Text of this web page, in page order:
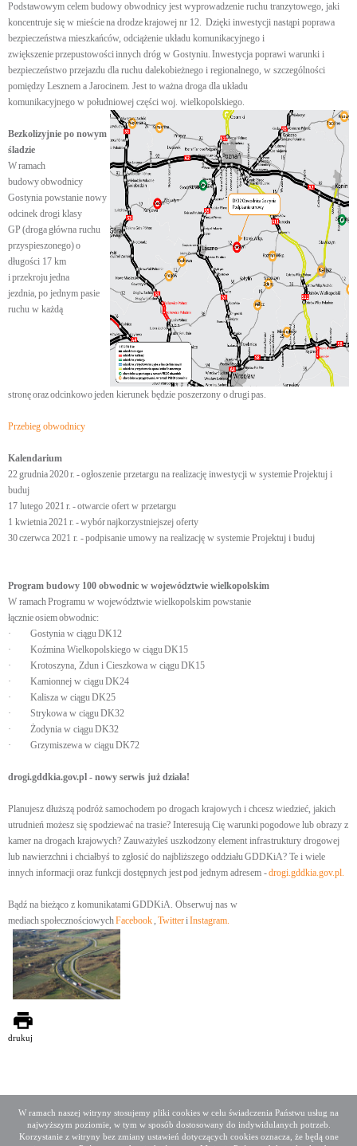
W ramach naszej witryny stosujemy pliki cookies w celu świadczenia Państwu usług na
najwyższym poziomie, w tym w sposób dostosowany do indywidulanych potrzeb.
Korzystanie z witryny bez zmiany ustawień dotyczących cookies oznacza, że będą one
Podstawowym celem budowy obwodnicy jest wyprowadzenie ruchu tranzytowego, jaki
koncentruje się w mieście na drodze krajowej nr 12. Dzięki inwestycji nastąpi poprawa
bezpieczeństwa mieszkańców, odciążenie układu komunikacyjnego i
zwiększenie przepustowości innych dróg w Gostyniu. Inwestycja poprawi warunki i
bezpieczeństwo przejazdu dla ruchu dalekobieżnego i regionalnego, w szczególności
pomiędzy Lesznem a Jarocinem. Jest to ważna droga dla układu
komunikacyjnego w południowej części woj. wielkopolskiego.
Bezkolizyjnie po nowym
śladzie
W ramach
budowy obwodnicy
Gostynia powstanie nowy
odcinek drogi klasy
GP (droga główna ruchu
przyspieszonego) o
długości 17 km
i przekroju jedna
jezdnia, po jednym pasie
ruchu w każdą
stronę oraz odcinkowo jeden kierunek będzie poszerzony o drugi pas.
Przebieg obwodnicy
Kalendarium
22 grudnia 2020 r. - ogłoszenie przetargu na realizację inwestycji w systemie Projektuj i
buduj
17 lutego 2021 r. - otwarcie ofert w przetargu
1 kwietnia 2021 r. - wybór najkorzystniejszej oferty
30 czerwca 2021 r. - podpisanie umowy na realizację w systemie Projektuj i buduj
Program budowy 100 obwodnic w województwie wielkopolskim
W ramach Programu w województwie wielkopolskim powstanie
łącznie osiem obwodnic:
· Gostynia w ciągu DK12
· Koźmina Wielkopolskiego w ciągu DK15
· Krotoszyna, Zdun i Cieszkowa w ciągu DK15
· Kamionnej w ciągu DK24
· Kalisza w ciągu DK25
· Strykowa w ciągu DK32
· Żodynia w ciągu DK32
· Grzymiszewa w ciągu DK72
drogi.gddkia.gov.pl - nowy serwis już działa!
Planujesz dłuższą podróż samochodem po drogach krajowych i chcesz wiedzieć, jakich
utrudnień możesz się spodziewać na trasie? Interesują Cię warunki pogodowe lub obrazy z
kamer na drogach krajowych? Zauważyłeś uszkodzony element infrastruktury drogowej
lub nawierzchni i chciałbyś to zgłosić do najbliższego oddziału GDDKiA? Te i wiele
innych informacji oraz funkcji dostępnych jest pod jednym adresem -drogi.gddkia.gov.pl.
Bądź na bieżąco z komunikatami GDDKiA. Obserwuj nas w
mediach społecznościowychFacebook, TwitteriInstagram.
drukuj
Deklaracja dostępności
Mapa serwisu